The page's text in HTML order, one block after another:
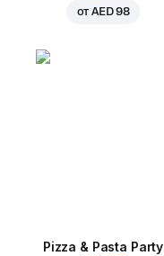
отAED 98
Pizza & Pasta Party